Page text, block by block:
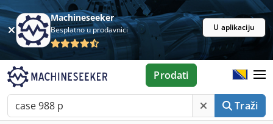
Machineseeker
Besplatno u prodavnici U aplikaciju
Traži
Prodati